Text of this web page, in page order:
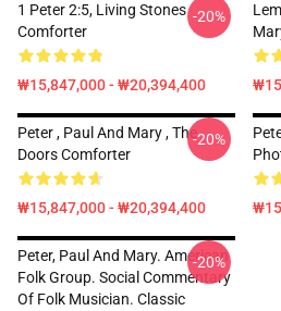
1 Peter 2:5, Living Stones
Comforter
₩15,847,000 - ₩20,394,400
-20%
Peter , Paul And Mary , The
Doors Comforter
₩15,847,000 - ₩20,394,400
-20%
Peter, Paul And Mary. American
Folk Group. Social Commentary
Of Folk Musician. Classic
-20%